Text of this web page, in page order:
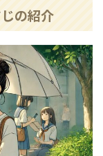
の紹介